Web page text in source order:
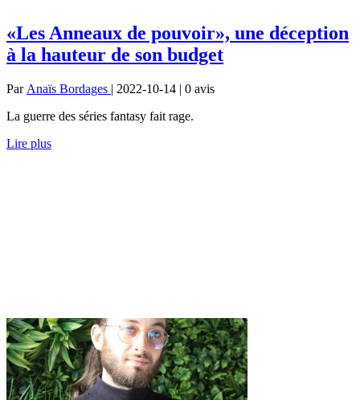
«Les Anneaux de pouvoir», une déception
à la hauteur de son budget
Par Anaïs Bordages | 2022-10-14 | 0 avis
La guerre des séries fantasy fait rage.
Lire plus